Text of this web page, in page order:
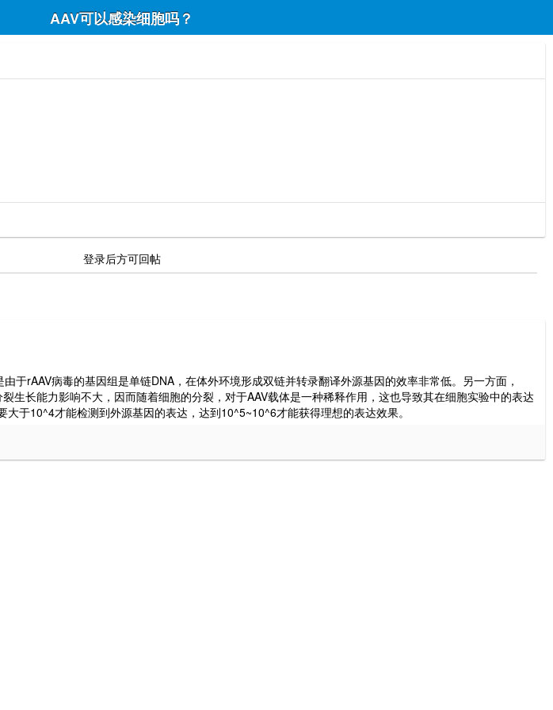
AAV可以感染细胞吗？
登录后方可回帖
于rAAV病毒的基因组是单链DNA，在体外环境形成双链并转录翻译外源基因的效率非常低。另一方面，
生长能力影响不大，因而随着细胞的分裂，对于AAV载体是一种稀释作用，这也导致其在细胞实验中的表达
于10^4才能检测到外源基因的表达，达到10^5~10^6才能获得理想的表达效果。